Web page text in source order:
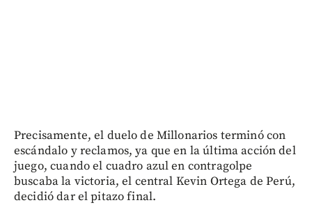
Precisamente, el duelo de Millonarios terminó con
escándalo y reclamos, ya que en la última acción del
juego, cuando el cuadro azul en contragolpe
buscaba la victoria, el central Kevin Ortega de Perú,
decidió dar el pitazo final.